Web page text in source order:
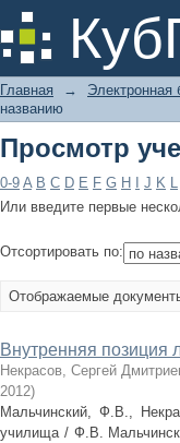
Просмотр
Главная → Электронная
названию
Просмотр
0-9 A B C D E F G H J K L
Или введите первые
Отсортировать по:
Отображаемые
Внутренняя позиция
Некрасов, Сергей
2012)
Мальчинский, Ф.В.,
училища / Ф.В.